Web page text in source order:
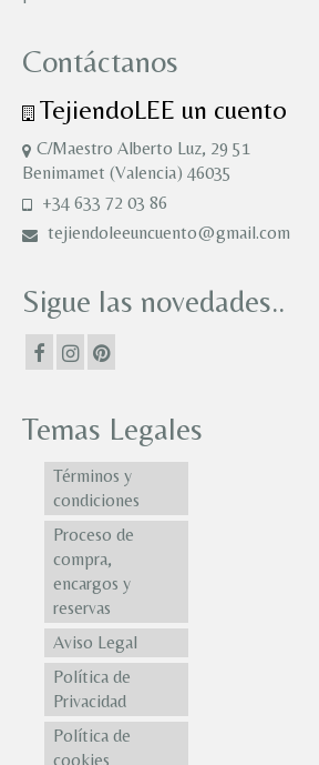
Contáctanos
TejiendoLEE un cuento
C/Maestro Alberto Luz, 29 51
Benimamet (Valencia) 46035
+34 633 72 03 86
tejiendoleeuncuento@gmail.com
Sigue las novedades..
Temas Legales
Términos y
condiciones
Proceso de
compra,
encargos y
reservas
Aviso Legal
Política de
Privacidad
Política de
cookies